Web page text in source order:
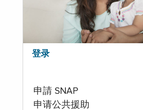
登录
申請 SNAP
申请公共援助